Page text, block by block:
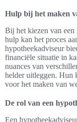
Hulp bij het maken
Bij het kiezen van
hulp kan het proces
hypotheekadviseur
financiële situatie in
nuances van
helder uitleggen. Hun
voor het maken van
De rol van een
Een